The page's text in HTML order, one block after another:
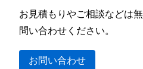
お見積もりやご相談などは
問い合わせください。
お問い合わせ